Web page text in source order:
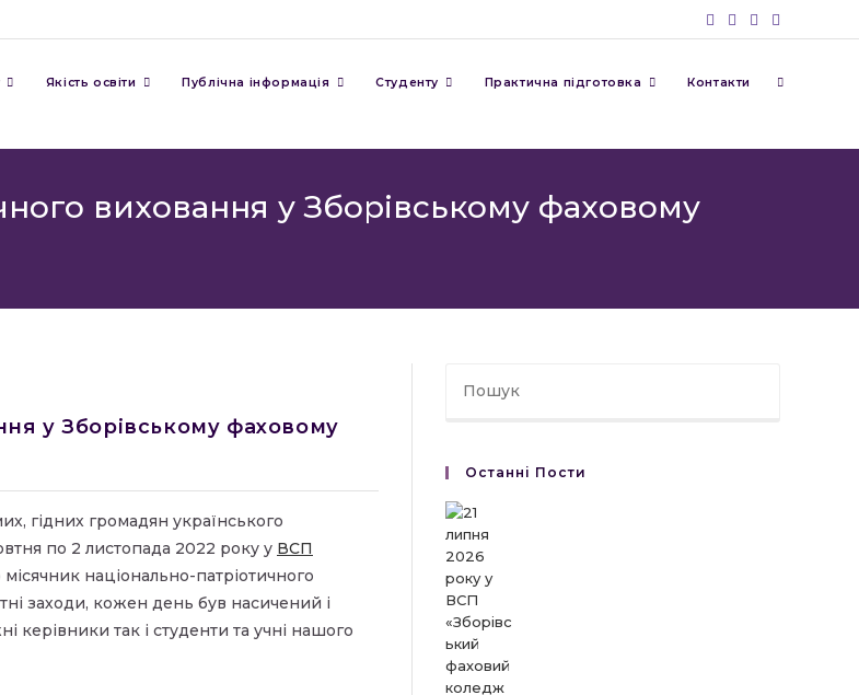
Якість освіти Публічна інформація Студенту Практична підготовка Контакти
виховання у Зборівському фаховому
у Зборівському фаховому
гідних громадян українського
по 2 листопада 2022 року у ВСП
національно-патріотичного
заходи, кожен день був насичений і
керівники так і студенти та учні нашого
Останні Пости